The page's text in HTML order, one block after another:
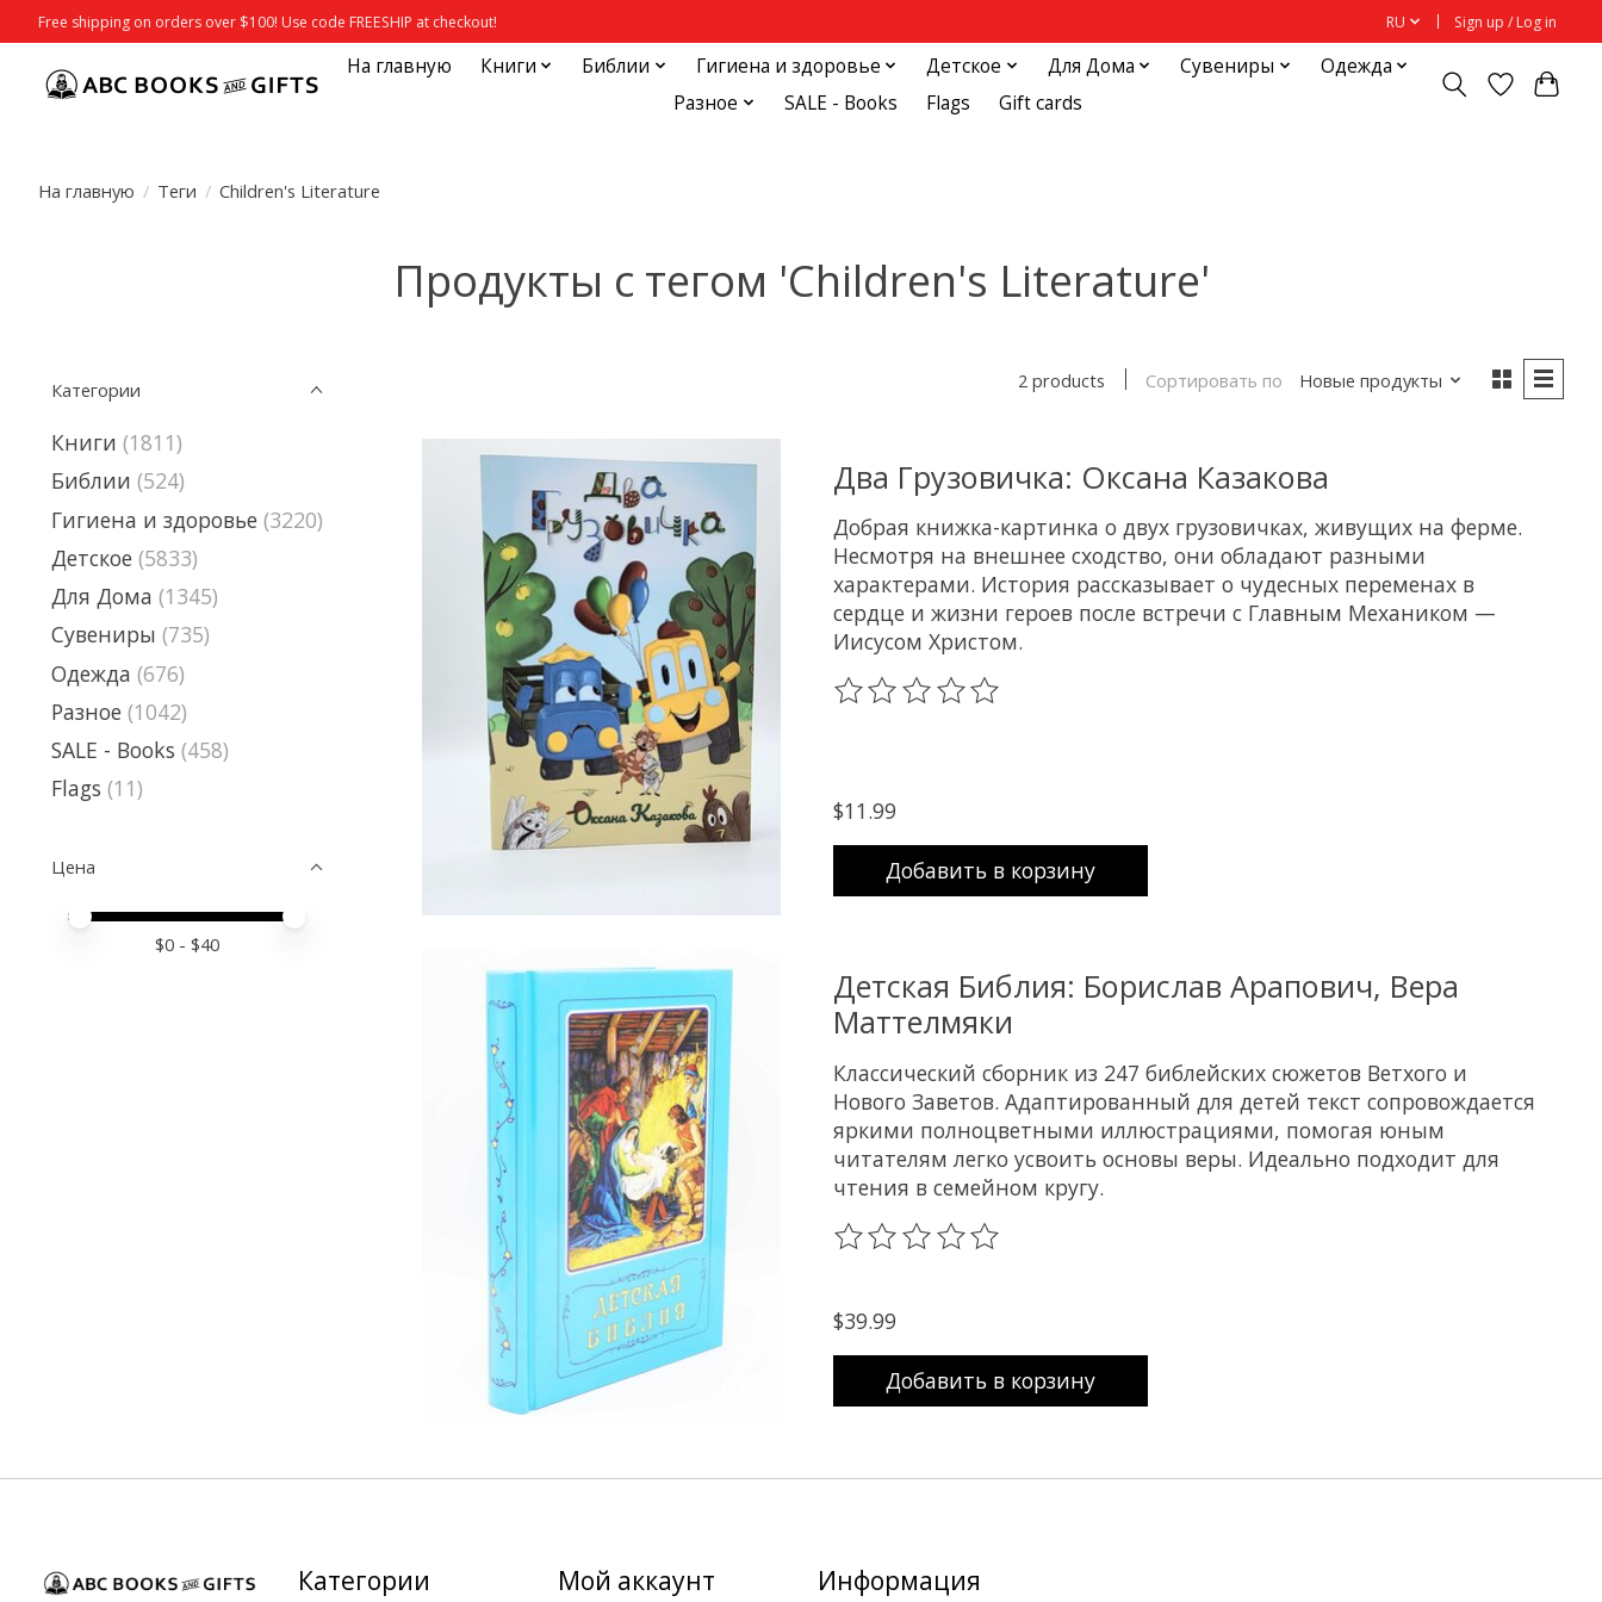
Free shipping on orders over $100! Use code FREESHIP at checkout! RU Sign up / Log in
На главную Книги Библии Гигиена и здоровье Детское Для Дома Сувениры
Одежда
Разное
SALE - Books Flags Gift cards
На главную / Теги / Children's Literature
Продукты с тегом 'Children's Literature'
Категории
Книги (1811)
Библии (524)
Гигиена и здоровье (3220)
Детское (5833)
Для Дома (1345)
Сувениры (735)
Одежда (676)
Разное (1042)
SALE - Books (458)
Flags (11)
Цена
Price minimum value
Price maximum value
$0 - $40
2 products Сортировать по Новые продукты
Два Грузовичка: Оксана Казакова
Добрая книжка-картинка о двух грузовичках, живущих на ферме.
Несмотря на внешнее сходство, они обладают разными
характерами. История рассказывает о чудесных переменах в
сердце и жизни героев после встречи с Главным Механиком —
Иисусом Христом.
The rating of this product is
$11.99
Добавить в корзину
Детская Библия: Борислав Арапович, Вера
Маттелмяки
Классический сборник из 247 библейских сюжетов Ветхого и
Нового Заветов. Адаптированный для детей текст сопровождается
яркими полноцветными иллюстрациями, помогая юным
читателям легко усвоить основы веры. Идеально подходит для
чтения в семейном кругу.
The rating of this product is
$39.99
Добавить в корзину
Категории Мой аккаунт Информация